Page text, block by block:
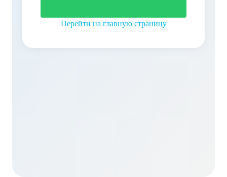
Перейти на главную страницу